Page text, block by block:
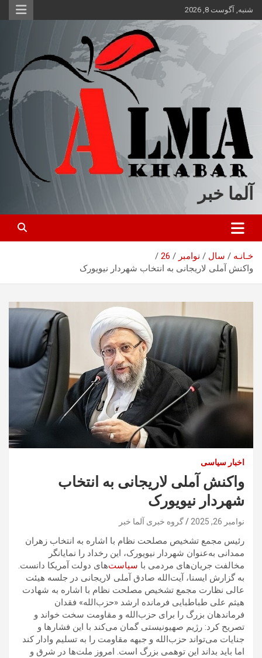
محتوا
شنبه, آگوست 8, 2026
آلما خبر
خـانـه سال نوامبر
26
واکنش آملی لاریجانی به انتخاب شهردار نیویورک
اخبار سیاسی
واکنش آملی لاریجانی به انتخاب
شهردار نیویورک
نوامبر 26, 2025 گروه خبری آلما خبر
رئیس مجمع تشخیص مصلحت نظام با اشاره به انتخاب زهران
ممدانی به‌عنوان شهردار نیویورک، این رخداد را نمایانگر
مخالفت جریان‌های مردمی با سیاست‌های دولت آمریکا دانست.
به گزارش ایسنا، آیت‌الله صادق آملی لاریجانی در جلسه هیئت
عالی نظارت مجمع تشخیص مصلحت نظام با اشاره به شهادت
هیثم علی طباطبایی فرمانده ارشد «حزب‌الله» فقدان
فرماندهان بزرگ را برای حزب‌الله و مقاومت سخت خواند و
تصریح کرد: رژیم صهیونیستی گمان می‌کند با این فشارها و
جنایات می‌تواند حزب‌الله و جبهه مقاومت را به تسلیم وادار کند
اما باید بداند این توهمی بزرگ است. امروز ملت‌ها در شرق و